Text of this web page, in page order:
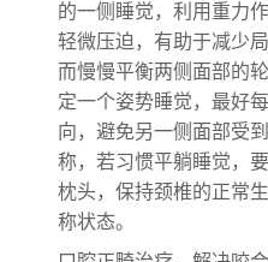
的一侧睡觉，利用重力
轻微压迫，有助于减少
而慢慢平衡两侧面部的
定一个姿势睡觉，最好
向，避免另一侧面部受
称，若习惯平躺睡觉，
枕头，保持颈椎的正常
称状态。